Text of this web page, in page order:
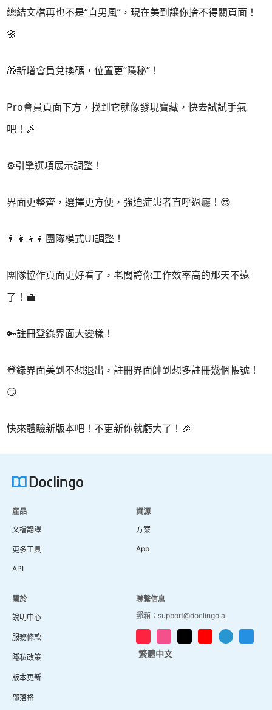
總結文檔再也不是“直男風”，現在美到讓你捨不得關頁面！
🌸
🎁新增會員兌換碼，位置更“隱秘”！
Pro會員頁面下方，找到它就像發現寶藏，快去試試手氣
吧！🎉
⚙️引擎選項展示調整！
界面更整齊，選擇更方便，強迫症患者直呼過癮！😎
👨‍👩‍👧‍👦團隊模式UI調整！
團隊協作頁面更好看了，老闆誇你工作效率高的那天不遠
了！💼
🔑註冊登錄界面大變樣！
登錄界面美到不想退出，註冊界面帥到想多註冊幾個帳號！
😏
快來體驗新版本吧！不更新你就虧大了！🎉
產品
文檔翻譯
更多工具
API
資源
方案
App
關於
說明中心
服務條款
隱私政策
版本更新
部落格
聯繫信息
郵箱：support@doclingo.ai
繁體中文